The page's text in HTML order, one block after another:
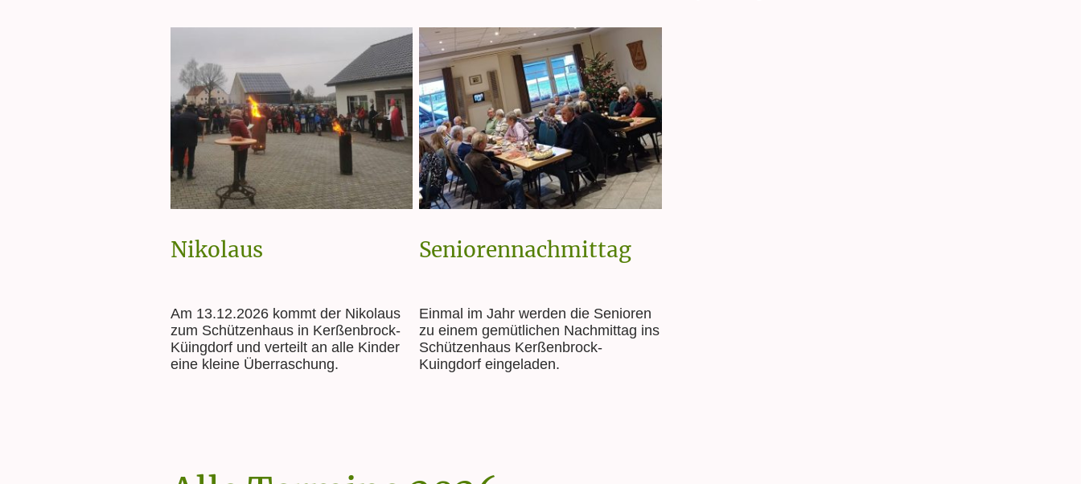
Nikolaus
Am 13.12.2026 kommt der Nikolaus
zum Schützenhaus in Kerßenbrock-
Küingdorf und verteilt an alle Kinder
eine kleine Überraschung.
Seniorennachmittag
Einmal im Jahr werden die Senioren
zu einem gemütlichen Nachmittag ins
Schützenhaus Kerßenbrock-
Kuingdorf eingeladen.